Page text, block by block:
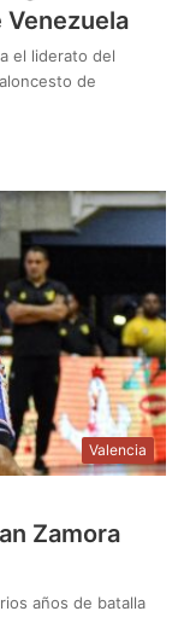
el liderato del
de
Valencia
Zamora
años de batalla